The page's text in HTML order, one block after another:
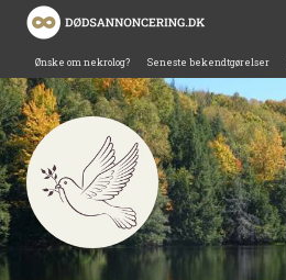
Ønske om nekrolog? Seneste bekendtgørelser